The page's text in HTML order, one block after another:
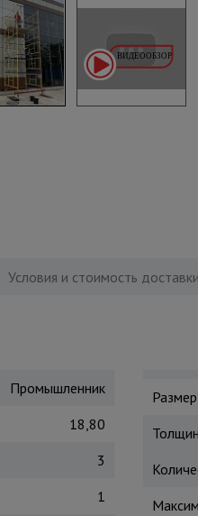
Условия и стоимость доставки
Промышленник
18,80
3
1